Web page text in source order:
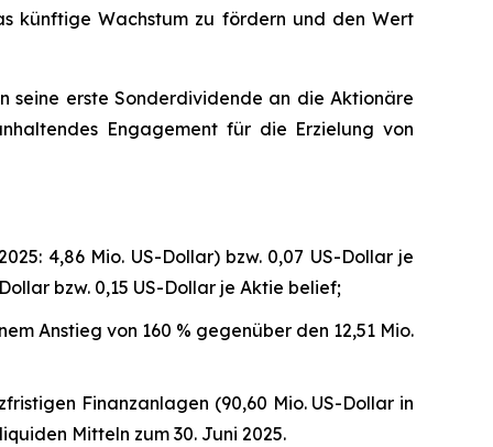
künftige Wachstum zu fördern und den Wert
seine erste Sonderdividende an die Aktionäre
Engagement für die Erzielung von
4,86 Mio. US-Dollar) bzw. 0,07 US-Dollar je
bzw. 0,15 US-Dollar je Aktie belief;
Anstieg von 160 % gegenüber den 12,51 Mio.
Finanzanlagen (90,60 Mio. US-Dollar in
Mitteln zum 30. Juni 2025.